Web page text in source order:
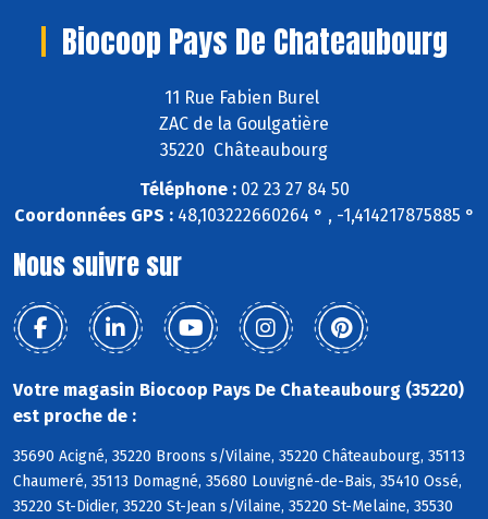
Biocoop Pays De Chateaubourg
11 Rue Fabien Burel
ZAC de la Goulgatière
35220 Châteaubourg
Téléphone :02 23 27 84 50
Coordonnées GPS :48,103222660264 ° , -1,414217875885 °
Nous suivre sur
Votre magasin Biocoop Pays De Chateaubourg (35220)
est proche de :
35690 Acigné, 35220 Broons s/Vilaine, 35220 Châteaubourg, 35113
Chaumeré, 35113 Domagné, 35680 Louvigné-de-Bais, 35410 Ossé,
35220 St-Didier, 35220 St-Jean s/Vilaine, 35220 St-Melaine, 35530